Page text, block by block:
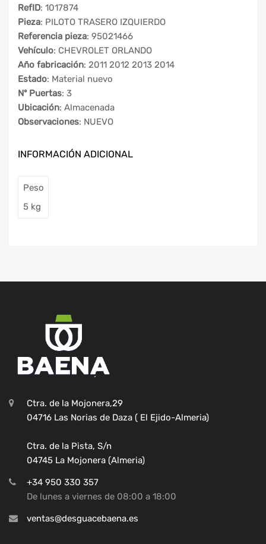
RefID: 1017874
Pieza: PILOTO TRASERO IZQUIERDO
Referencia pieza: 95021466
Vehículo: CHEVROLET ORLANDO
Año fabricación: 2011 2012 2013 2014
Estado: Material nuevo
Nº Puertas: 3
Ubicación: Almacenada
Observaciones: NUEVO
INFORMACIÓN ADICIONAL
Peso
5 kg
Ctra. de la Mojonera,29
04716 Las Norias de Daza ( El Ejido-Almeria)
Ctra. de la Pista, S/n
04745 La Mojonera (Almeria)
+34 950 330 357
De lunes a viernes de 08:00 a 18:00
ventas@desguacebaena.es